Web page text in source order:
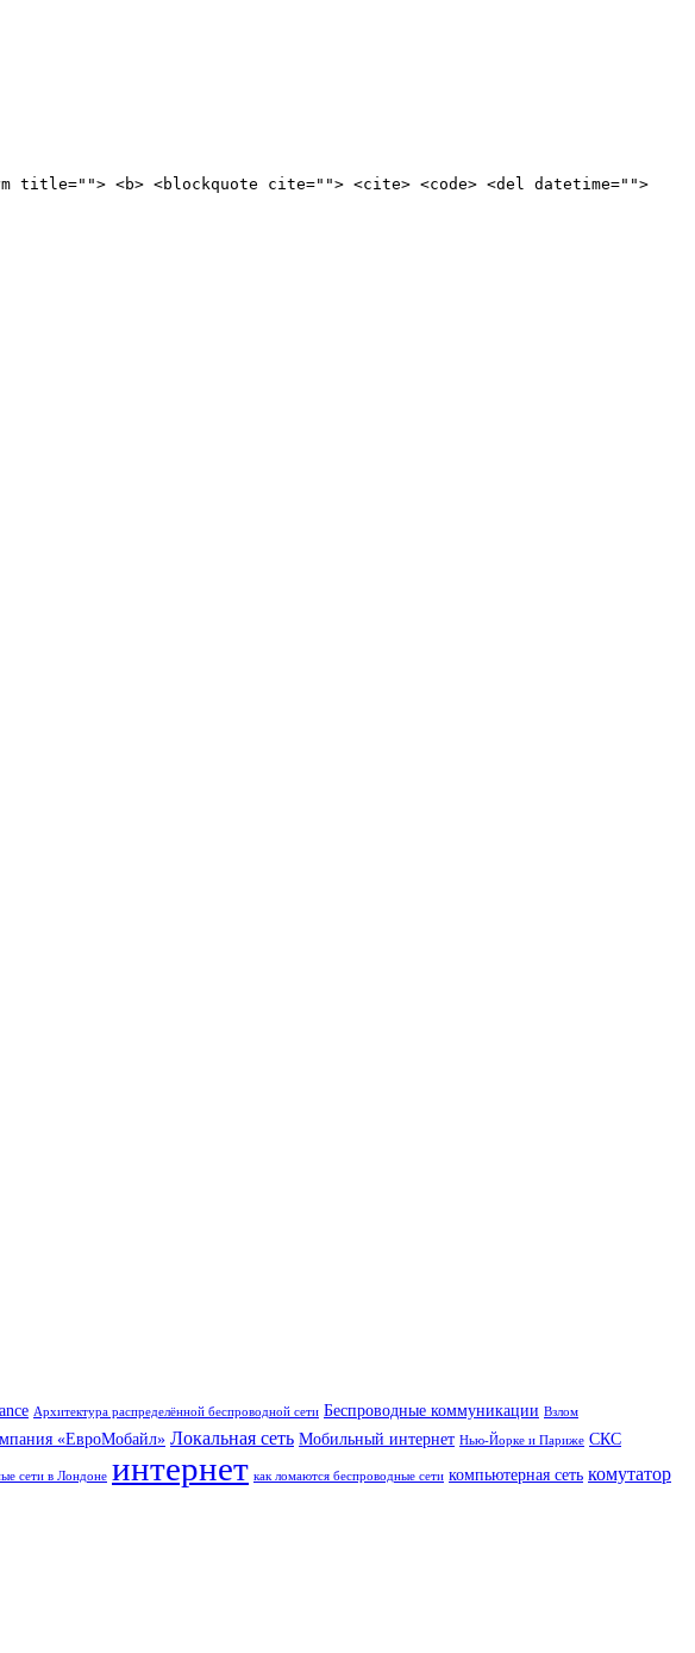
<b> <blockquote cite=""> <cite> <code> <del datetime="">
Архитектура распределённой беспроводной сети Беспроводные коммуникации Взлом
«ЕвроМобайл» Локальная сеть Мобильный интернет Нью-Йорке и Париже СКС
сети в Лондоне интернет как ломаются беспроводные сети компьютерная сеть комутатор